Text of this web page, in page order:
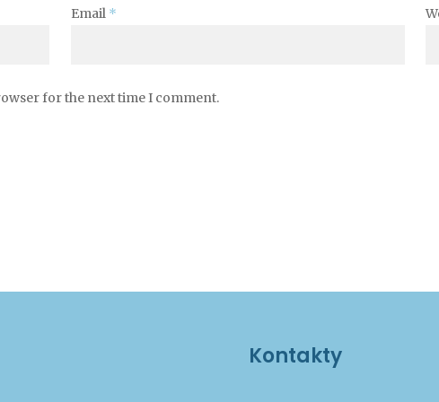
Email *
for the next time I comment.
Kontakty